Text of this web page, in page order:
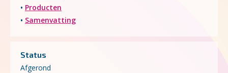
• Producten
• Samenvatting
Status
Afgerond